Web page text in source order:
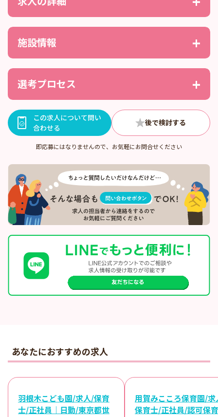
施設情報
選考プロセス
この求人について問い
合わせる
即応募にはなりませんので、お気軽にお問合せください
あなたにおすすめの求人
羽根木こども園/求人/保育
士/正社員｜日勤/東京都世
用賀みこころ保育園/
保育士/正社員/認可保